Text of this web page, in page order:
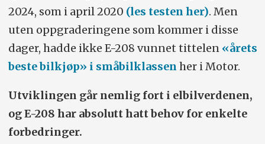
2024, som i april 2020 (les testen her). Men
uten oppgraderingene som kommer i disse
dager, hadde ikke E-208 vunnet tittelen «årets
beste bilkjøp» i småbilklassen her i Motor.
Utviklingen går nemlig fort i elbil­verdenen,
og E-208 har absolutt hatt behov for enkelte
forbedringer.